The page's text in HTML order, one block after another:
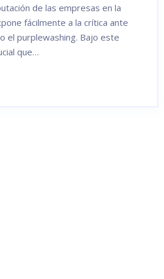
de las empresas en la
fácilmente a la crítica ante
el purplewashing. Bajo este
que…